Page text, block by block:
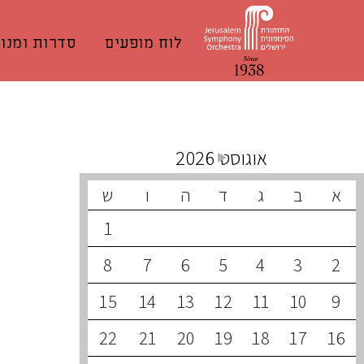
לוח מופעים סדרות
אוגוסט 2026
א ב ג ד ה ו
ש
1
2
3
4
5
6
7
8
9
10
11
12
13
14
15
16
17
18
19
20
21
22